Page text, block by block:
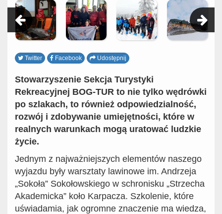
Twitter Facebook Udostępnij
Stowarzyszenie Sekcja Turystyki
Rekreacyjnej BOG-TUR to nie tylko wędrówki
po szlakach, to również odpowiedzialność,
rozwój i zdobywanie umiejętności, które w
realnych warunkach mogą uratować ludzkie
życie.
Jednym z najważniejszych elementów naszego
wyjazdu były warsztaty lawinowe im. Andrzeja
„Sokoła” Sokołowskiego w schronisku „Strzecha
Akademicka” koło Karpacza. Szkolenie, które
uświadamia, jak ogromne znaczenie ma wiedza,